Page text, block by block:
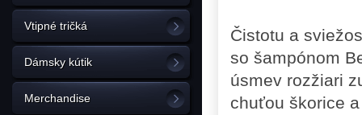
Vtipné tričká
Dámsky kútik
Merchandise
Čistotu a
so šampónom
úsmev rozžiari
chuťou škorice